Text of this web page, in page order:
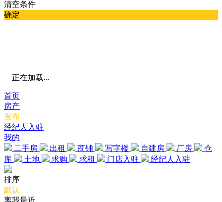
清空条件
确定
正在加载...
首页
房产
发布
经纪人入驻
我的
二手房
出租 商铺 写字楼 自建房 厂房
仓
库
土地 求购 求租 门店入驻 经纪人入驻
排序
默认
离我最近